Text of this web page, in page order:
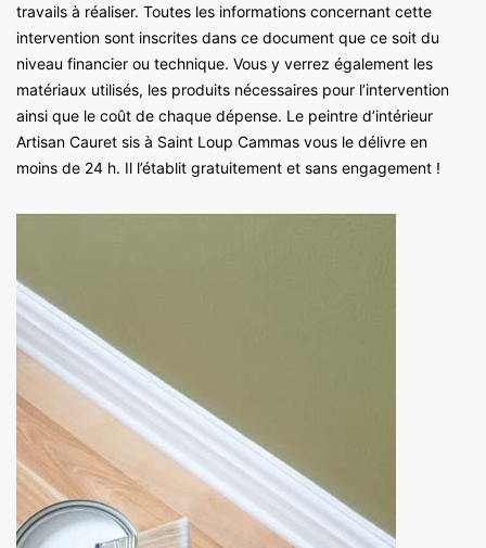
travails à réaliser. Toutes les informations concernant cette
intervention sont inscrites dans ce document que ce soit du
niveau financier ou technique. Vous y verrez également les
matériaux utilisés, les produits nécessaires pour l’intervention
ainsi que le coût de chaque dépense. Le peintre d’intérieur
Artisan Cauret sis à Saint Loup Cammas vous le délivre en
moins de 24 h. Il l’établit gratuitement et sans engagement !